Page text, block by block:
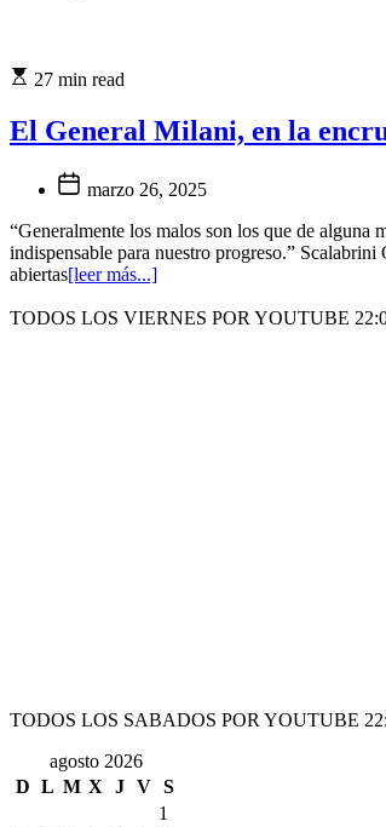
27 min read
El General Milani, en la
marzo 26, 2025
“Generalmente los malos son los que de alguna
indispensable para nuestro progreso.”
abiertas[leer más...]
TODOS LOS VIERNES POR YOUTUBE
TODOS LOS SABADOS POR YOUTUBE
agosto 2026
D L M X J V S
1